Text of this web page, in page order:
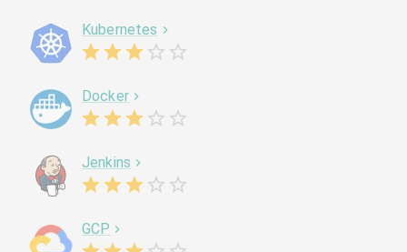
Kubernetes
Docker
Jenkins
GCP